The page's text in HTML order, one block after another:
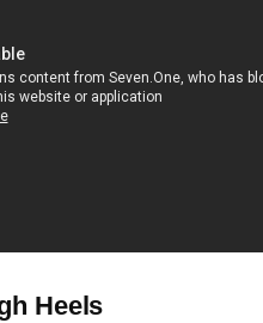
Heels